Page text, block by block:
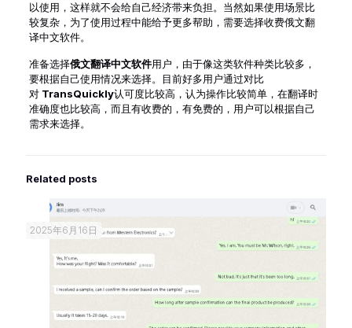
以使用，这样就不会给自己经济带来负担。当然如果使用场景比
较复杂，为了使用过程中能给予更多帮助，需要选择收费俄文翻
译中文软件。
准备选择俄文翻译中文软件用户，由于像这类软件种类比较多，
要根据自己使用情况来选择。目前好多用户通过对比
对TransQuickly认可度比较高，认为操作比较简单，在翻译时
准确度也比较高，而且有收费的，有免费的，用户可以根据自己
需求来选择。
Related posts
2025年6月16日